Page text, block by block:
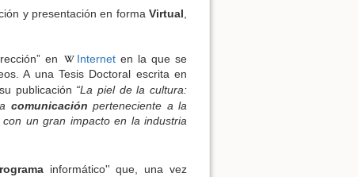
y presentación en forma Virtual
en Interneten la que se
A una Tesis Doctoral escrita en
publicación “La piel de la cultura:
comunicación perteneciente a la
con un gran impacto en la industria
informático'' que, una vez